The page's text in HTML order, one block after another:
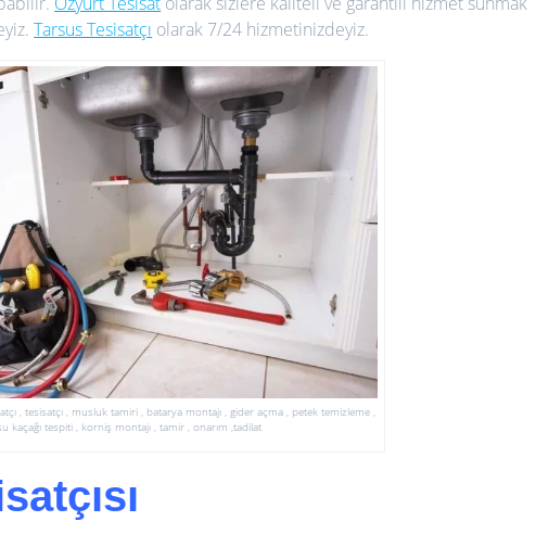
Tarsus Tesisatçı olarak 7/24 hizmetinizdeyiz.
, tesisatçı , musluk tamiri , batarya montajı , gider açma , petek temizleme ,
kaçağı tespiti , korniş montajı , tamir , onarım ,tadilat